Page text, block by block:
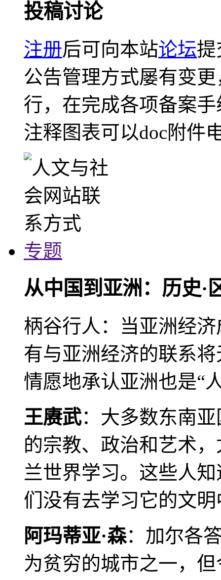
投稿讨论
注册后可向本站论坛提
公告管理方式屡有变
行，在完成各项备案
注释图表可以doc附件
专题
从中国到亚洲：历史·
柄谷行人：当亚洲经
有与亚洲经济的联系
情愿地承认亚洲也是“
王赓武：大多数东南
的宗教、政治和艺术
兰世界学习。这些人
们没有去学习它的文
阿玛蒂亚·森：加尔各
为贫穷的城市之一，